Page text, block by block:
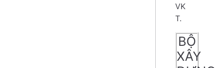
VK
T.
BỘ
XÂY